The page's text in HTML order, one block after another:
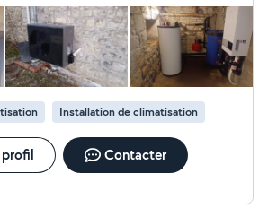
service fiable, soigné et
Installation de climatisation
Contacter